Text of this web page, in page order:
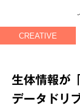
CREATIVE
生体情報が
データドリ